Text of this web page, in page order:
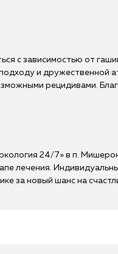
с зависимостью от
и дружественной
рецидивами.
24/7» в п.
лечения.
за новый шанс на